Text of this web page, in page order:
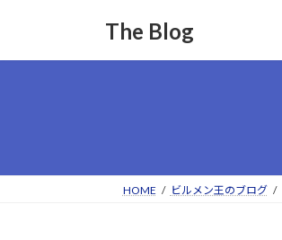
The Blog
HOME ビルメン王のブログ